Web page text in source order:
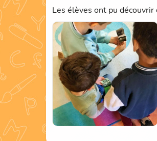
Les élèves ont pu